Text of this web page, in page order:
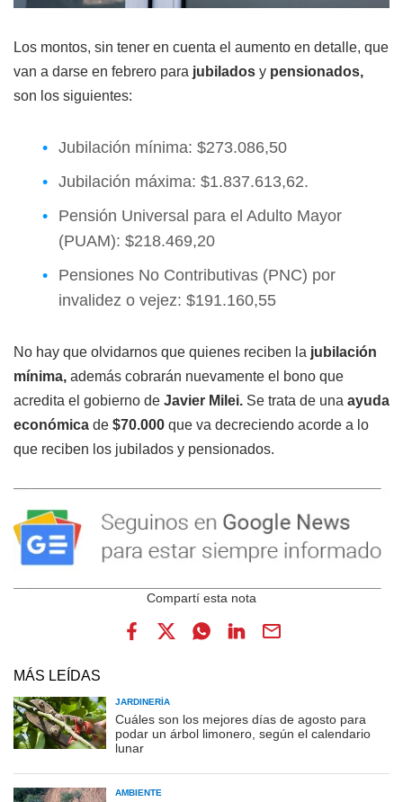
Los montos, sin tener en cuenta el aumento en detalle, que
van a darse en febrero para jubilados y pensionados,
son los siguientes:
Jubilación mínima: $273.086,50
Jubilación máxima: $1.837.613,62.
Pensión Universal para el Adulto Mayor
(PUAM): $218.469,20
Pensiones No Contributivas (PNC) por
invalidez o vejez: $191.160,55
No hay que olvidarnos que quienes reciben la jubilación
mínima, además cobrarán nuevamente el bono que
acredita el gobierno de Javier Milei. Se trata de una ayuda
económica de $70.000 que va decreciendo acorde a lo
que reciben los jubilados y pensionados.
MÁS LEÍDAS
JARDINERÍA
Cuáles son los mejores días de agosto para
podar un árbol limonero, según el calendario
lunar
AMBIENTE